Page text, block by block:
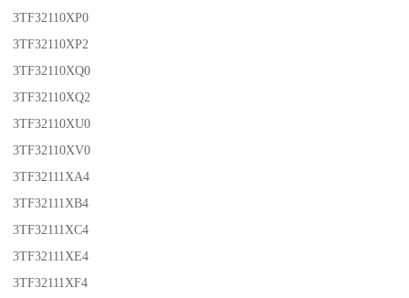
3TF32110XP0
3TF32110XP2
3TF32110XQ0
3TF32110XQ2
3TF32110XU0
3TF32110XV0
3TF32111XA4
3TF32111XB4
3TF32111XC4
3TF32111XE4
3TF32111XF4